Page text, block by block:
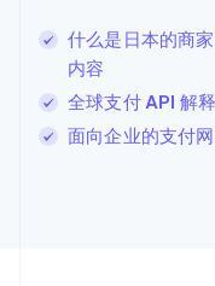
什么是日本的商
内容
全球支付 API 解
面向企业的支付
DeutschEnglish
卢森堡
罗马尼亚
English